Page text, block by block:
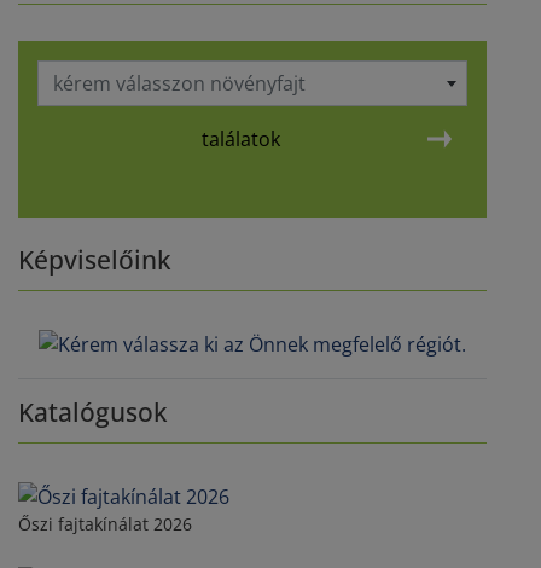
kérem válasszon növényfajt
találatok
Képviselőink
Katalógusok
Őszi fajtakínálat 2026